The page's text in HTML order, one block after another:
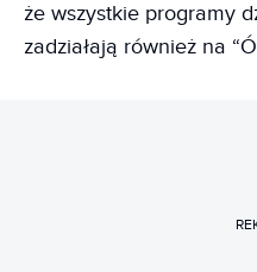
że wszystkie programy
zadziałają również na